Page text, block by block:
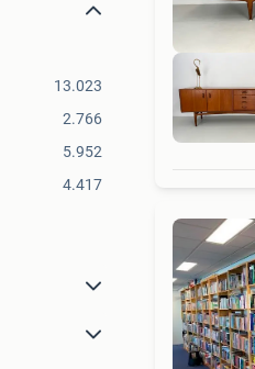
13.023
2.766
5.952
4.417